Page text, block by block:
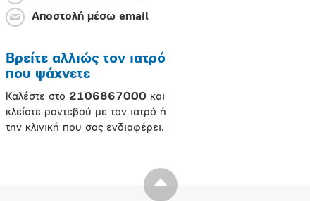
Αποστολή μέσω email
Βρείτε αλλιώς τον ιατρό
που ψάχνετε
Καλέστε στο 2106867000 και
κλείστε ραντεβού με τον ιατρό ή
την κλινική που σας ενδιαφέρει.